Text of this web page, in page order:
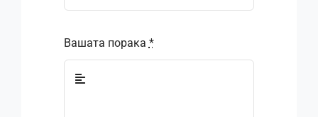
Вашата порака *